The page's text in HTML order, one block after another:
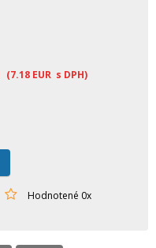
(7.18 EUR s DPH)
Hodnotené 0x